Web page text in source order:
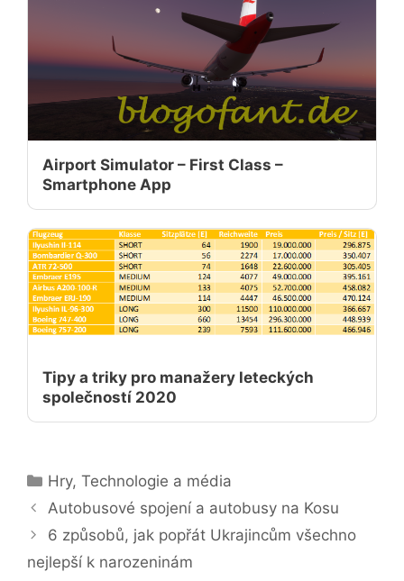
Airport Simulator – First Class –
Smartphone App
Tipy a triky pro manažery leteckých
společností 2020
Rubriky
Hry,Technologie a média
Autobusové spojení a autobusy na Kosu
6 způsobů, jak popřát Ukrajincům všechno
nejlepší k narozeninám